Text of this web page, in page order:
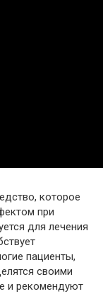
которое
при
для лечения
пациенты,
своими
и рекомендуют